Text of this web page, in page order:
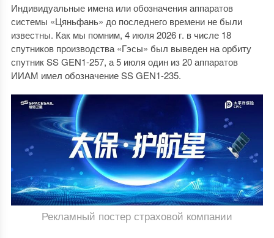
Индивидуальные имена или обозначения аппаратов
системы «Цяньфань» до последнего времени не были
известны. Как мы помним, 4 июля 2026 г. в числе 18
спутников производства «Гэсы» был выведен на орбиту
спутник SS GEN1-257, а 5 июля один из 20 аппаратов
ИИАМ имел обозначение SS GEN1-235.
Рекламный постер страховой компании